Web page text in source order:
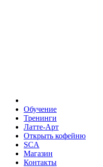
Обучение
Тренинги
Латте-Арт
Открыть кофейню
SCA
Магазин
Контакты